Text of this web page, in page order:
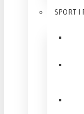
SPORT I